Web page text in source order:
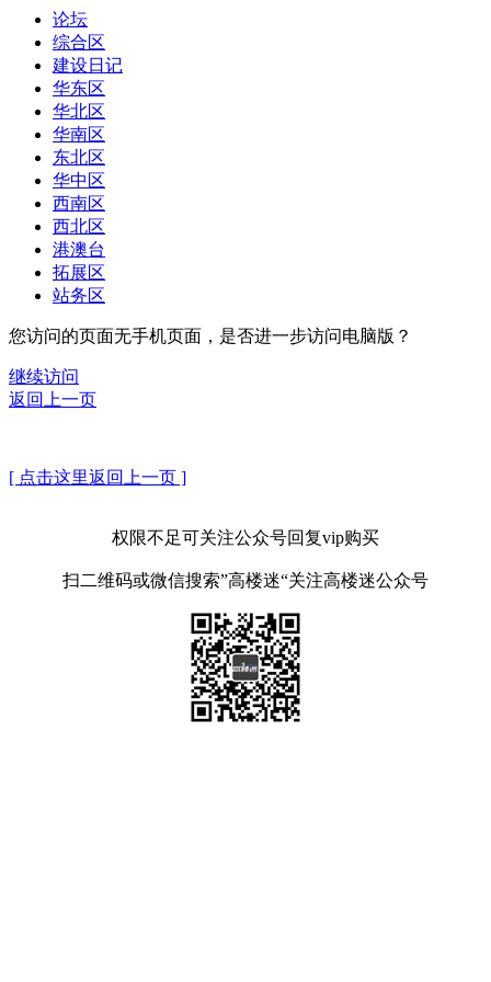
论坛
综合区
建设日记
华东区
华北区
华南区
东北区
华中区
西南区
西北区
港澳台
拓展区
站务区
您访问的页面无手机页面，是否进一步访问电脑版？
继续访问
返回上一页
[ 点击这里返回上一页 ]
权限不足可关注公众号回复vip购买
扫二维码或微信搜索”高楼迷“关注高楼迷公众号